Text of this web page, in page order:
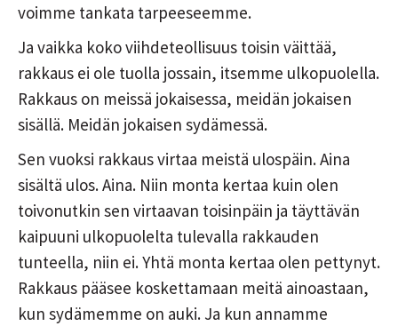
voimme tankata tarpeeseemme.
Ja vaikka koko viihdeteollisuus toisin väittää,
rakkaus ei ole tuolla jossain, itsemme ulkopuolella.
Rakkaus on meissä jokaisessa, meidän jokaisen
sisällä. Meidän jokaisen sydämessä.
Sen vuoksi rakkaus virtaa meistä ulospäin. Aina
sisältä ulos. Aina. Niin monta kertaa kuin olen
toivonutkin sen virtaavan toisinpäin ja täyttävän
kaipuuni ulkopuolelta tulevalla rakkauden
tunteella, niin ei. Yhtä monta kertaa olen pettynyt.
Rakkaus pääsee koskettamaan meitä ainoastaan,
kun sydämemme on auki. Ja kun annamme